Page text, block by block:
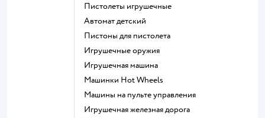
Пистолеты игрушечные
Автомат детский
Пистоны для пистолета
Игрушечные оружия
Игрушечная машина
Машинки Hot Wheels
Машины на пульте управления
Игрушечная железная дорога